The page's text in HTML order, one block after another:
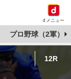
dメニュー
プロ野球（2軍）
12R